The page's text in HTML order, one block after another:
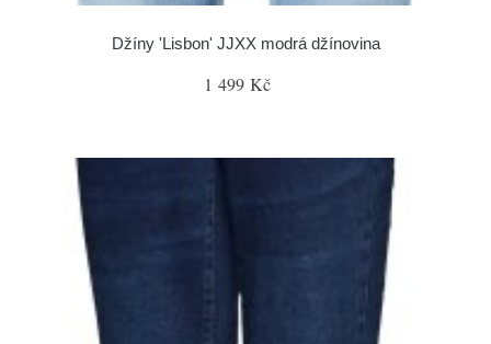
Džíny 'Lisbon' JJXX modrá džínovina
1 499 Kč